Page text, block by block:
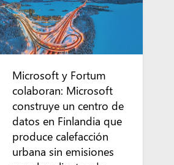
Microsoft y Fortum
colaboran: Microsoft
construye un centro de
datos en Finlandia que
produce calefacción
urbana sin emisiones